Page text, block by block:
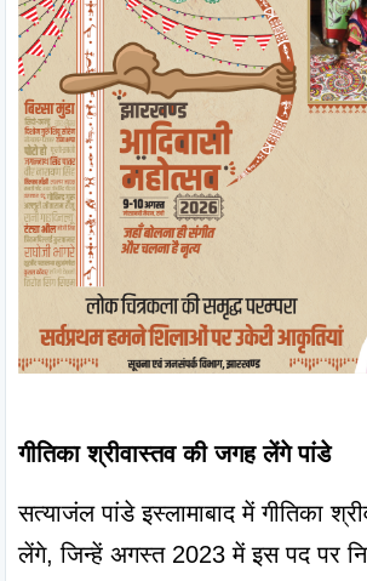
गीतिका श्रीवास्तव की जगह लेंगे पांडे
सत्याजंल पांडे इस्लामाबाद में गीतिका
लेंगे, जिन्हें अगस्त 2023 में इस पद पर